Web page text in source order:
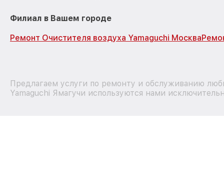
Филиал в Вашем городе
Ремонт Очистителя воздуха Yamaguchi Москва
Предлагаем услуги по ремонту и обслуживанию
Yamaguchi Ямагучи используются нами